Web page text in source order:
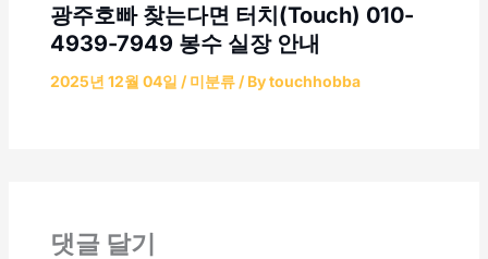
광주호빠 찾는다면 터치(Touch) 010-
4939-7949 봉수 실장 안내
2025년 12월 04일 / 미분류/ Bytouchhobba
댓글 달기